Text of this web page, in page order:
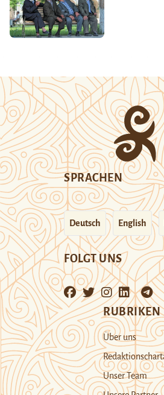
SPRACHEN
Deutsch English
FOLGT UNS
RUBRIKEN
Über uns
Unser Team